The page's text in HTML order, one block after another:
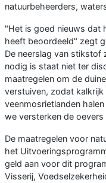
natuurbeheerders,
"Het is goed nieuws dat
heeft beoordeeld" zegt
De neerslag van stikstof
nodig is staat niet ter
maatregelen om de
verstuiven, zodat
veenmosrietlanden
we versterken de
De maatregelen voor
het
geld aan voor dit
Visserij,